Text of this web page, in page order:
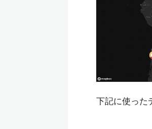
下記に使った